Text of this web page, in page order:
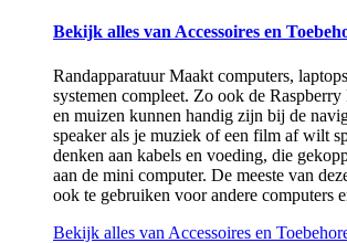
Bekijk alles van Accessoires en
Randapparatuur Maakt computers,
systemen compleet. Zo ook de Raspberry
en muizen kunnen handig zijn bij de
speaker als je muziek of een film af wilt
denken aan kabels en voeding, die
aan de mini computer. De meeste van
ook te gebruiken voor andere computers
Bekijk alles van Accessoires en